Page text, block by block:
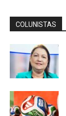
COLUNISTAS